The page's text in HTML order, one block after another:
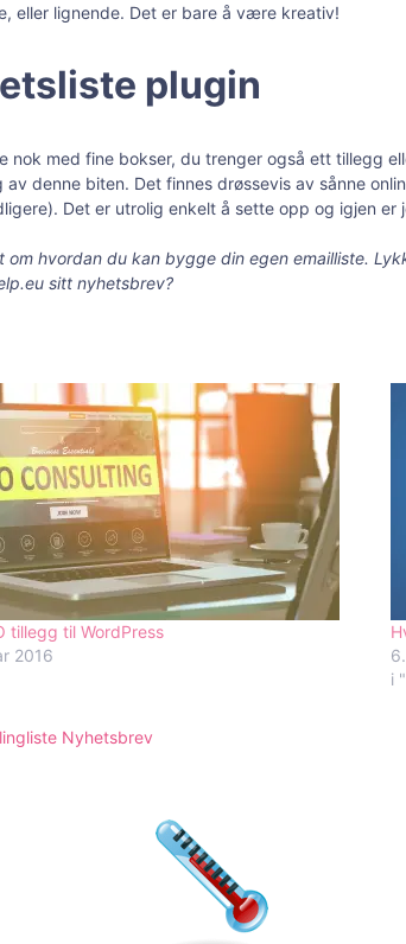
eller lignende. Det er bare å være kreativ!
plugin
nok med fine bokser, du trenger også ett tillegg
av denne biten. Det finnes drøssevis av sånne
Det er utrolig enkelt å sette opp og igjen
om hvordan du kan bygge din egen emailliste.
sitt nyhetsbrev?
tillegg til WordPress
2016
i
Nyhetsbrev